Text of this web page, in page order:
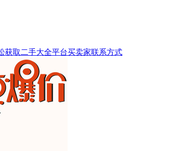
获取二手大全平台买卖家联系方式